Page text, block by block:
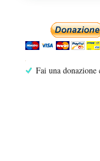
Fai una donazione